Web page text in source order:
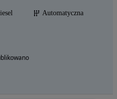
Automatyczna